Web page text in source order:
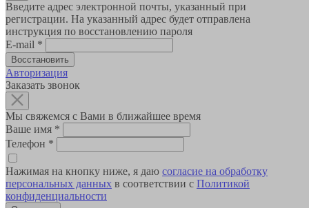
Введите адрес электронной почты, указанный при
регистрации. На указанный адрес будет отправлена
инструкция по восстановлению пароля
E-mail *
Авторизация
Заказать звонок
Мы свяжемся с Вами в ближайшее время
Ваше имя *
Телефон *
Нажимая на кнопку ниже, я даю согласие на обработку
персональных данных в соответствии с Политикой
конфиденциальности